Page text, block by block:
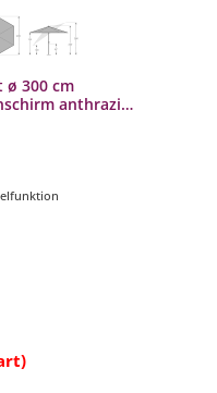
ø 300 cm
anthrazit